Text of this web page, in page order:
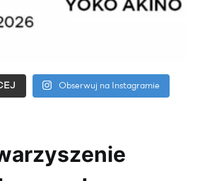
Obserwuj na Instagramie